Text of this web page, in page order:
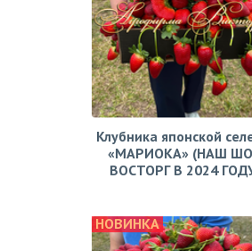
Клубника японской
«МАРИОКА» (НАШ
ВОСТОРГ В 2024
НОВИНКА